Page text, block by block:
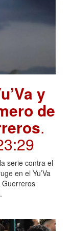
y
de
.
serie contra el
en el Yu’Va